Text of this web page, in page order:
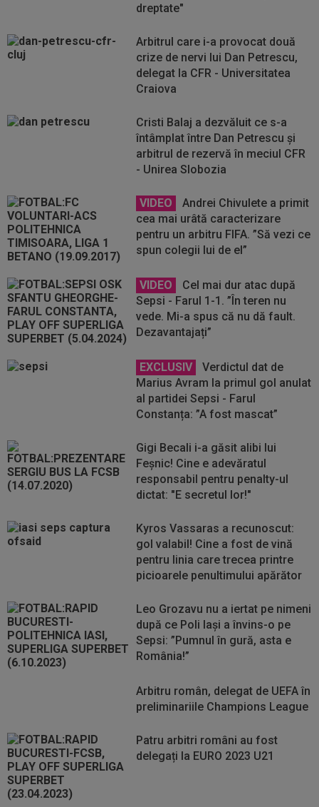
dreptate"
Arbitrul care i-a provocat două
crize de nervi lui Dan Petrescu,
delegat la CFR - Universitatea
Craiova
Cristi Balaj a dezvăluit ce s-a
întâmplat între Dan Petrescu și
arbitrul de rezervă în meciul CFR
- Unirea Slobozia
VIDEO
Andrei Chivulete a primit
cea mai urâtă caracterizare
pentru un arbitru FIFA. ”Să vezi ce
spun colegii lui de el”
VIDEO
Cel mai dur atac după
Sepsi - Farul 1-1. ”În teren nu
vede. Mi-a spus că nu dă fault.
Dezavantajați”
EXCLUSIV
Verdictul dat de
Marius Avram la primul gol anulat
al partidei Sepsi - Farul
Constanța: ”A fost mascat”
Gigi Becali i-a găsit alibi lui
Feșnic! Cine e adevăratul
responsabil pentru penalty-ul
dictat: "E secretul lor!"
Kyros Vassaras a recunoscut:
gol valabil! Cine a fost de vină
pentru linia care trecea printre
picioarele penultimului apărător
Leo Grozavu nu a iertat pe nimeni
după ce Poli Iași a învins-o pe
Sepsi: ”Pumnul în gură, asta e
România!”
Arbitru român, delegat de UEFA în
preliminariile Champions League
Patru arbitri români au fost
delegați la EURO 2023 U21